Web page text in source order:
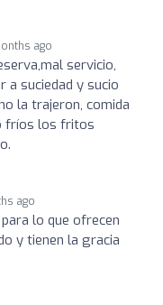
ago
servicio,
a suciedad y sucio
la trajeron, comida
fríos los fritos
ago
lo que ofrecen
y tienen la gracia